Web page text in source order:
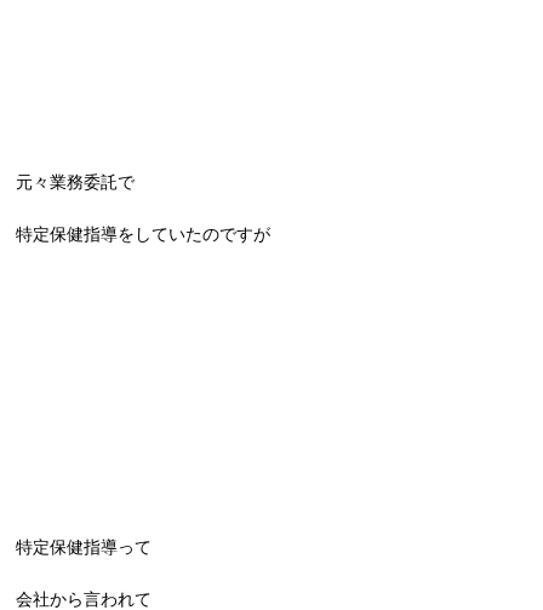
元々業務委託で
特定保健指導をしていたのですが
特定保健指導って
会社から言われて